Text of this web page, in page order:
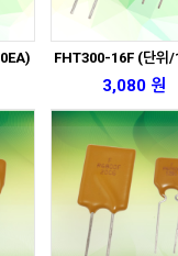
FHT300-16F (단위/
3,080 원